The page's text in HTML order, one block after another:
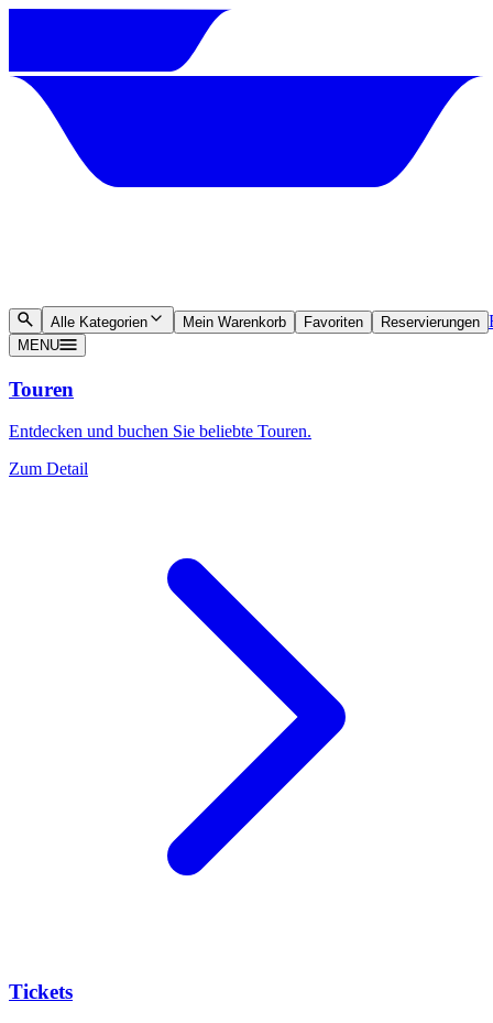
Alle Kategorien Mein Warenkorb Favoriten Reservierungen
MENU
Touren
Entdecken und buchen Sie beliebte Touren.
Zum Detail
Tickets